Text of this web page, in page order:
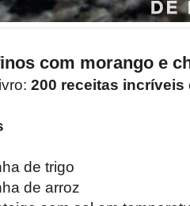
com morango e
200 receitas
de trigo
de arroz